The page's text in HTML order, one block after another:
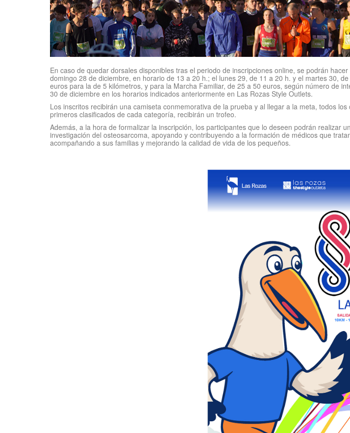
En caso de quedar dorsales disponibles tras el periodo de inscripciones online, se podrán
domingo 28 de diciembre, en horario de 13 a 20 h.; el lunes 29, de 11 a 20 h. y el martes 30,
euros para la de 5 kilómetros, y para la Marcha Familiar, de 25 a 50 euros, según número de
30 de diciembre en los horarios indicados anteriormente en Las Rozas Style Outlets.
Los inscritos recibirán una camiseta conmemorativa de la prueba y al llegar a la meta, todos
primeros clasificados de cada categoría, recibirán un trofeo.
Además, a la hora de formalizar la inscripción, los participantes que lo deseen podrán realizar
investigación del osteosarcoma, apoyando y contribuyendo a la formación de médicos que
acompañando a sus familias y mejorando la calidad de vida de los pequeños.